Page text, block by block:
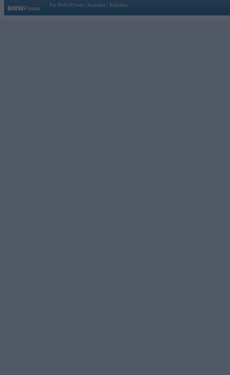
Par BMWPower
Kontakti Reklāma